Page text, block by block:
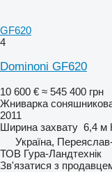
GF620
4
Dominoni GF620
10 600 € ≈ 545 400 грн
Жниварка
2011
Ширина захвату 6,4 м
Україна,
ТОВ Гура-Ландтехнік
Зв'язатися з